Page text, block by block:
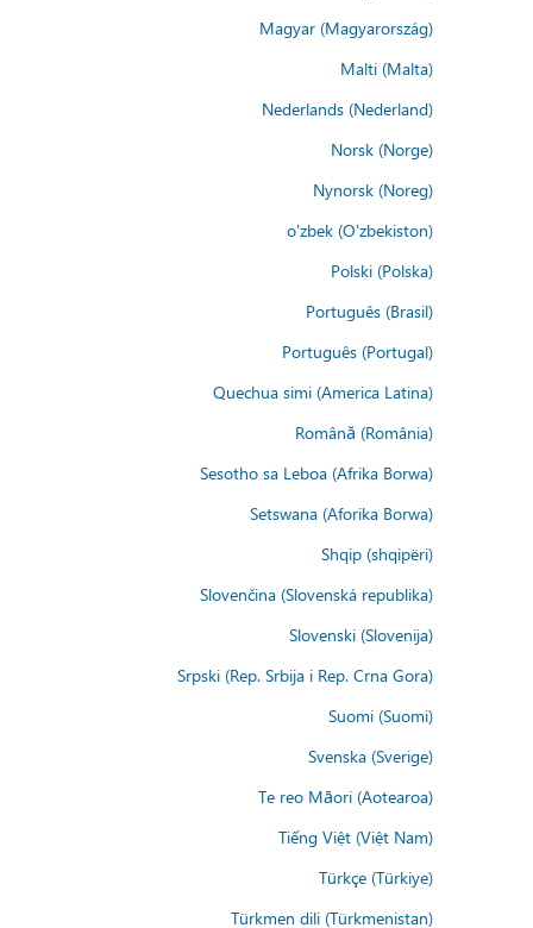
Magyar (Magyarország)
Malti (Malta)
Nederlands (Nederland)
Norsk (Norge)
Nynorsk (Noreg)
o'zbek (O'zbekiston)
Polski (Polska)
Português (Brasil)
Português (Portugal)
Quechua simi (America Latina)
Română (România)
Sesotho sa Leboa (Afrika Borwa)
Setswana (Aforika Borwa)
Shqip (shqipëri)
Slovenčina (Slovenská republika)
Slovenski (Slovenija)
Srpski (Rep. Srbija i Rep. Crna Gora)
Suomi (Suomi)
Svenska (Sverige)
Te reo Māori (Aotearoa)
Tiếng Việt (Việt Nam)
Türkçe (Türkiye)
Türkmen dili (Türkmenistan)